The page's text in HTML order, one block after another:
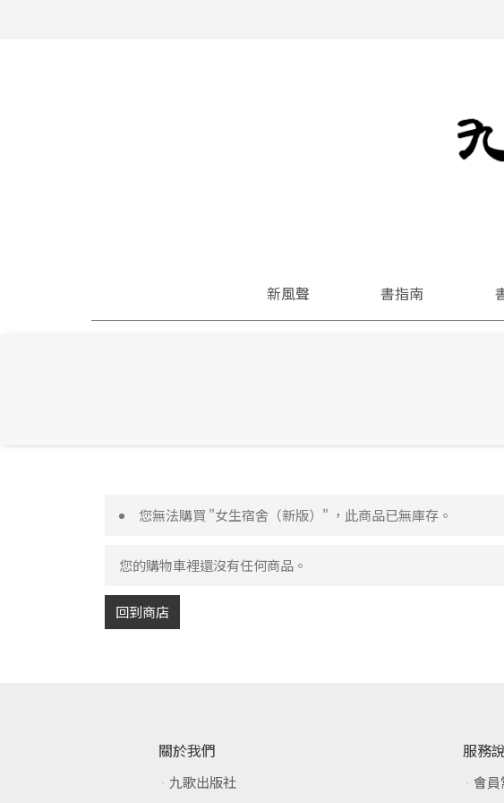
新風聲 書指南
您無法購買 "女生宿舍（新版）" ，此商品已無庫存。
您的購物車裡還沒有任何商品。
回到商店
關於我們
九歌出版社
服務
會